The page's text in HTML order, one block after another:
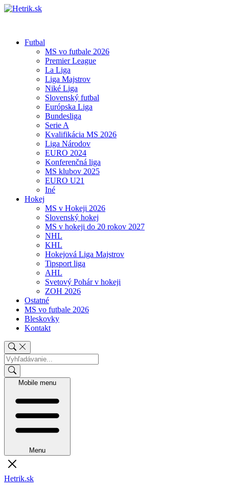
Futbal
MS vo futbale 2026
Premier League
La Liga
Liga Majstrov
Niké Liga
Slovenský futbal
Európska Liga
Bundesliga
Serie A
Kvalifikácia MS 2026
Liga Národov
EURO 2024
Konferenčná liga
MS klubov 2025
EURO U21
Iné
Hokej
MS v Hokeji 2026
Slovenský hokej
MS v hokeji do 20 rokov 2027
NHL
KHL
Hokejová Liga Majstrov
Tipsport liga
AHL
Svetový Pohár v hokeji
ZOH 2026
Ostatné
MS vo futbale 2026
Bleskovky
Kontakt
Mobile menu
Menu
Hetrik.sk